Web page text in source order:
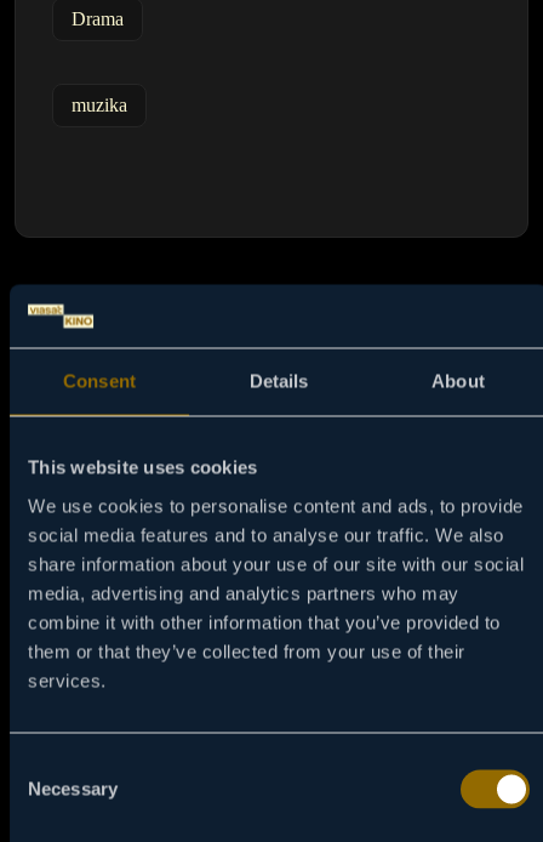
Consent Details About
This website uses cookies
We use cookies to personalise content and ads, to provide
social media features and to analyse our traffic. We also
share information about your use of our site with our social
media, advertising and analytics partners who may
combine it with other information that you’ve provided to
them or that they’ve collected from your use of their
services.
Selection
Necessary
Drama
muzika
JUTRO PREPODNE POPODNE
VEČE